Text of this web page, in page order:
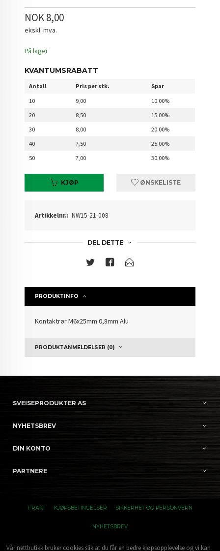
NOK 8,00
ekskl. mva.
På lager
KVANTUMSRABATT
Antall Pris per stk.
Spar
10
9,00
10.00%
20
8,50
15.00%
30
8,00
20.00%
40
7,50
25.00%
50
7,00 30.00%
KJØP ØNSKELISTE
Artikkelnr.: NW15-21-008
DEL DETTE
PRODUKTINFO
Kontaktrør M6x25mm 0,8mm Alu
PRODUKTANMELDELSER (0)
SVEISEPRODUKTER AS
NYHETSBREV
DIN KONTO
PARTNERE
FRAKT KJØPSBETINGELSER SIKKERHET OG PERSONVERN
NYHETSBREV
Vår nettbutikk bruker cookies slik at du får en bedre kjøpsopplevelse og vi kan